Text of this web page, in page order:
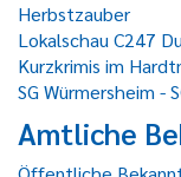
Herbstzauber
Lokalschau C247
Kurzkrimis im
SG Würmersheim -
Amtliche